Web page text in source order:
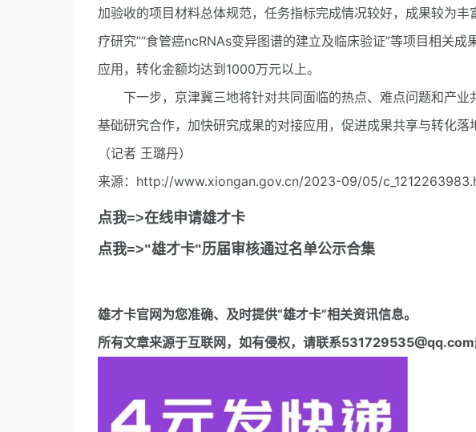
加验收的项目材料总体规范，任务指标完成情况较好，成果较为
疗研究”“食管癌ncRNAs变异图谱的建立及临床验证”等项目相关
应用，转化金额均达到1000万元以上。
下一步，京津冀三地将针对共同面临的热点、难点问题和产业
基础研究合作，加快研究成果的对接应用，促进成果共享与转化落
（记者 王璐丹）
来源：http://www.xiongan.gov.cn/2023-09/05/
点我=>在线申请雄才卡
点我=>"雄才卡"历届审核通过名单公示合集
雄才卡官网为您准确、及时提供“雄才卡”相关资讯信息。
所有文章来源于互联网，如有侵权，请联系531729535@qq.com